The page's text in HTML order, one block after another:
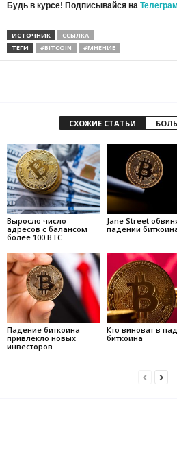
Будь в курсе! Подписывайся на
ИСТОЧНИК
ССЫЛКА
ТЕГИ
#BITCOIN #МНЕНИЕ
СХОЖИЕ СТАТЬИ
Выросло число
адресов с балансом
более 100 BTC
Jane Street
падении
Падение биткоина
привлекло новых
инвесторов
Кто виноват в
биткоина